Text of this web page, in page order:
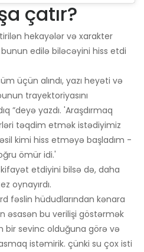
çatır?
hekayələr və xarakter
edilə biləcəyini hiss etdi
üçün alındı, yazı heyəti və
trayektoriyasını
”deyə yazdı. 'Araşdırmaq
təqdim etmək istədiyimiz
kimi hiss etməyə başladım -
ömür idi.'
etdiyini bilsə də, daha
oynayırdı.
fəslin hüdudlarından kənara
əsasən bu verilişi göstərmək
bir sevinc olduğuna görə və
istəmirik. çünki su çox isti